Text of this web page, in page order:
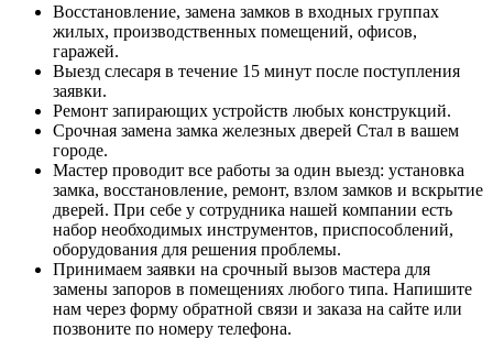
Восстановление, замена замков в входных группах
жилых, производственных помещений, офисов,
гаражей.
Выезд слесаря в течение 15 минут после поступления
заявки.
Ремонт запирающих устройств любых конструкций.
Срочная замена замка железных дверей Стал в вашем
городе.
Мастер проводит все работы за один выезд: установка
замка, восстановление, ремонт, взлом замков и вскрытие
дверей. При себе у сотрудника нашей компании есть
набор необходимых инструментов, приспособлений,
оборудования для решения проблемы.
Принимаем заявки на срочный вызов мастера для
замены запоров в помещениях любого типа. Напишите
нам через форму обратной связи и заказа на сайте или
позвоните по номеру телефона.